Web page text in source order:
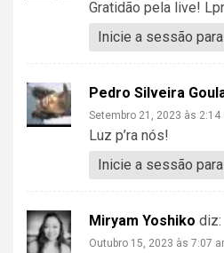
Gratidão pela live!
Inicie a sessão
Pedro Silveira
Setembro 21, 2023 às 2:14
Luz p’ra nós!
Inicie a sessão
Miryam Yoshiko diz:
Outubro 15, 2023 às 7:07